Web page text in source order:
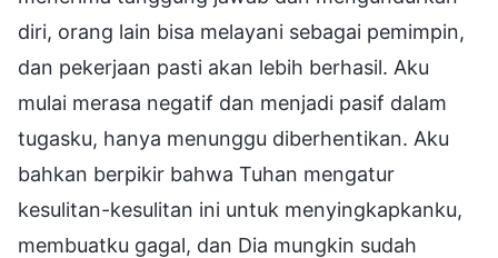
diri, orang lain bisa melayani sebagai pemimpin,
dan pekerjaan pasti akan lebih berhasil. Aku
mulai merasa negatif dan menjadi pasif dalam
tugasku, hanya menunggu diberhentikan. Aku
bahkan berpikir bahwa Tuhan mengatur
kesulitan-kesulitan ini untuk menyingkapkanku,
membuatku gagal, dan Dia mungkin sudah